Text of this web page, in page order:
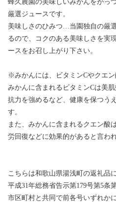
蜂久農園の美味しいみかんをがっ
厳選ジュースです。
美味しさのひみつ…当園独自の厳
るので、コクのある美味しさを実
ースをお召し上がり下さい。
※みかんには、ビタミンCやクエン
みかんに含まれるビタミンCは美
抗力を強めるなど、健康を保つう
す。
また、みかんに含まれるクエン酸
労回復などに効果的があると言わ
こちらは和歌山県湯浅町の返礼品
平成31年総務省告示第179号第5条
市区町村と共同で前各号いずれか